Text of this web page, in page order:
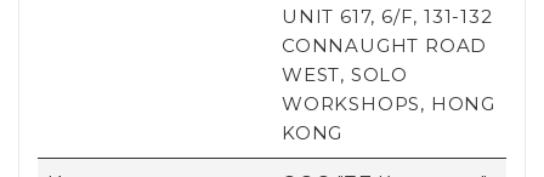
UNIT 617, 6/F, 131-132
CONNAUGHT ROAD
WEST, SOLO
WORKSHOPS, HONG
KONG